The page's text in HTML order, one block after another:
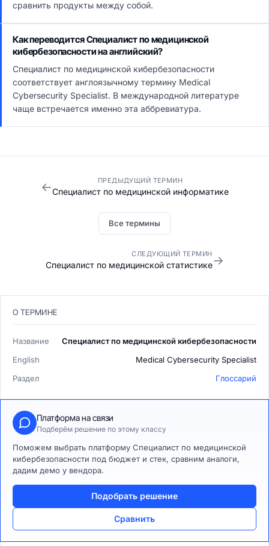
сравнить продукты между собой.
Как переводится Специалист по медицинской
кибербезопасности на английский?
Специалист по медицинской кибербезопасности
соответствует англоязычному термину Medical
Cybersecurity Specialist. В международной литературе
чаще встречается именно эта аббревиатура.
← ПРЕДЫДУЩИЙ ТЕРМИН
Специалист по медицинской информатике
Все термины
СЛЕДУЮЩИЙ ТЕРМИН
Специалист по медицинской статистике→
О ТЕРМИНЕ
Название
Специалист по медицинской кибербезопасности
English
Medical Cybersecurity Specialist
Раздел
Глоссарий
Платформа на связи
Подберём решение по этому классу
Поможем выбрать платформу Специалист по медицинской
кибербезопасности под бюджет и стек, сравним аналоги,
дадим демо у вендора.
Подобрать решение
Сравнить